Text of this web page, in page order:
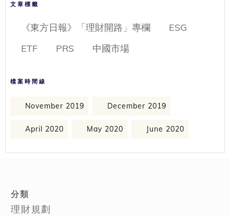
文章標籤
《東方日報》「理財開路」專欄
ESG
ETF
PRS 中國市場
檔案時間線
November 2019 December 2019
April 2020 May 2020 June 2020
分類
理財規劃